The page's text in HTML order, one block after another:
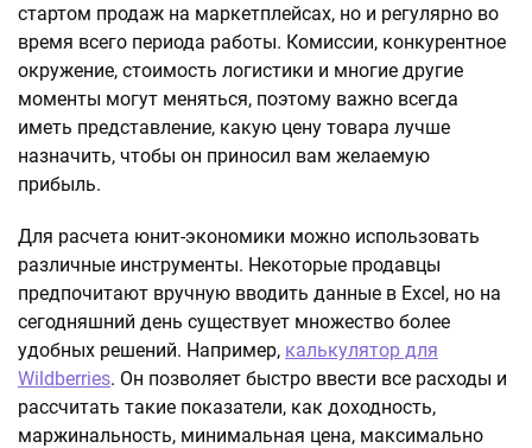
стартом продаж на маркетплейсах, но и регулярно во
время всего периода работы. Комиссии, конкурентное
окружение, стоимость логистики и многие другие
моменты могут меняться, поэтому важно всегда
иметь представление, какую цену товара лучше
назначить, чтобы он приносил вам желаемую
прибыль.
Для расчета юнит-экономики можно использовать
различные инструменты. Некоторые продавцы
предпочитают вручную вводить данные в Excel, но на
сегодняшний день существует множество более
удобных решений. Например, калькулятор для
Wildberries. Он позволяет быстро ввести все расходы и
рассчитать такие показатели, как доходность,
маржинальность, минимальная цена, максимально